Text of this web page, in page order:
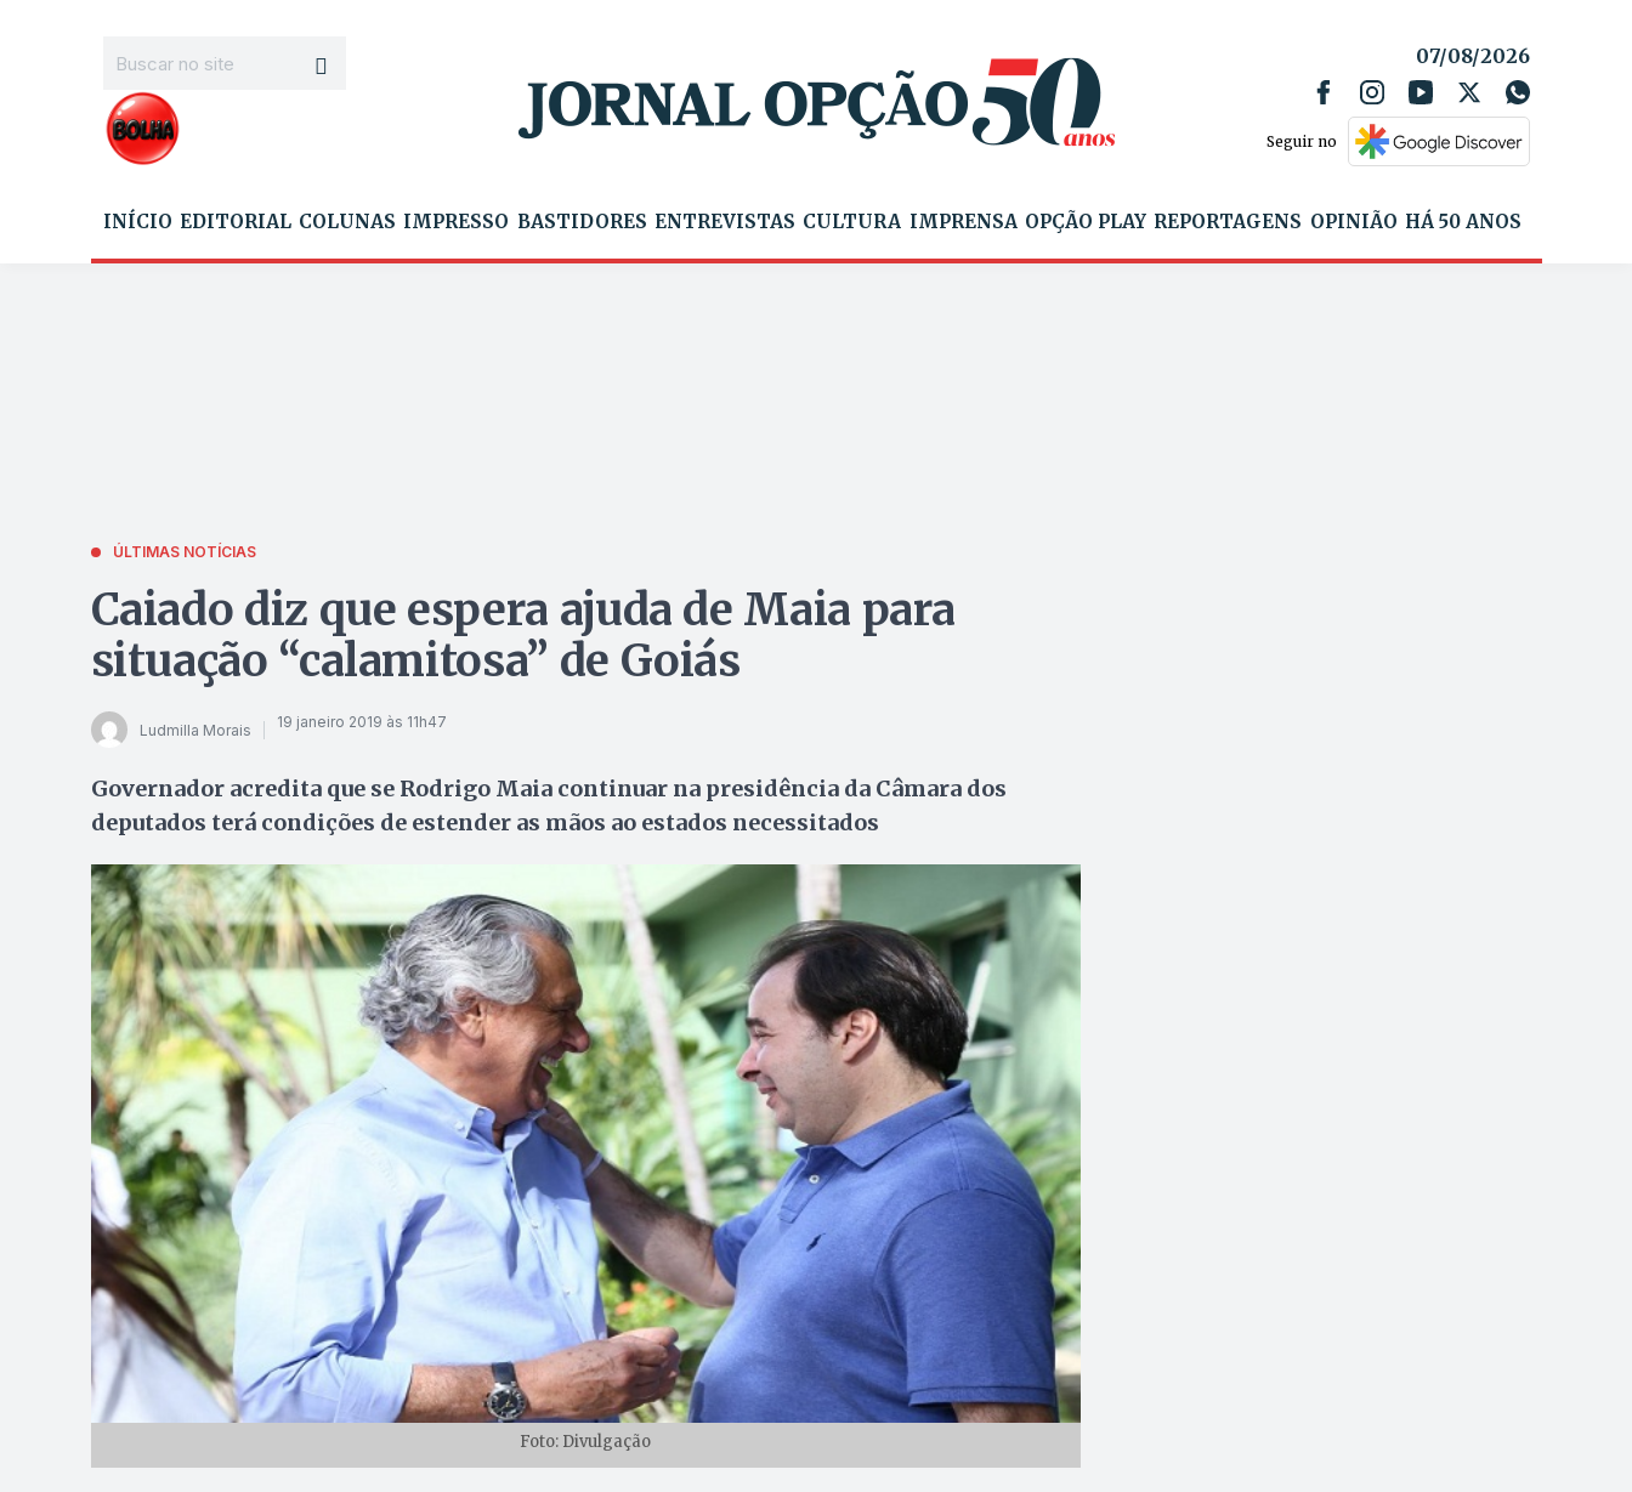
07/08/2026
Seguir no
INÍCIO EDITORIAL COLUNAS IMPRESSO BASTIDORES ENTREVISTAS CULTURA IMPRENSA OPÇÃO PLAY REPORTAGENS OPINIÃO HÁ 50 ANOS
ÚLTIMAS NOTÍCIAS
Caiado diz que espera ajuda de Maia para
situação “calamitosa” de Goiás
Ludmilla Morais 19 janeiro 2019 às 11h47
Governador acredita que se Rodrigo Maia continuar na presidência da Câmara dos
deputados terá condições de estender as mãos ao estados necessitados
Foto: Divulgação